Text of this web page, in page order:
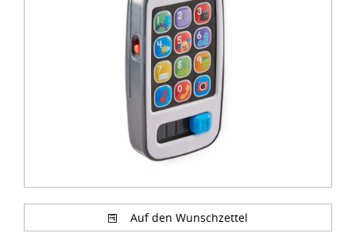
Auf den Wunschzettel